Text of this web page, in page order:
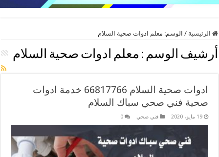
الرئيسية / الوسم: معلم ادوات صحية السلام
أرشيف الوسم : معلم ادوات صحية السلام
ادوات صحية السلام 66817766 خدمة ادوات
صحية فني صحي سباك السلام
19 مايو، 2020 فني صحي 0